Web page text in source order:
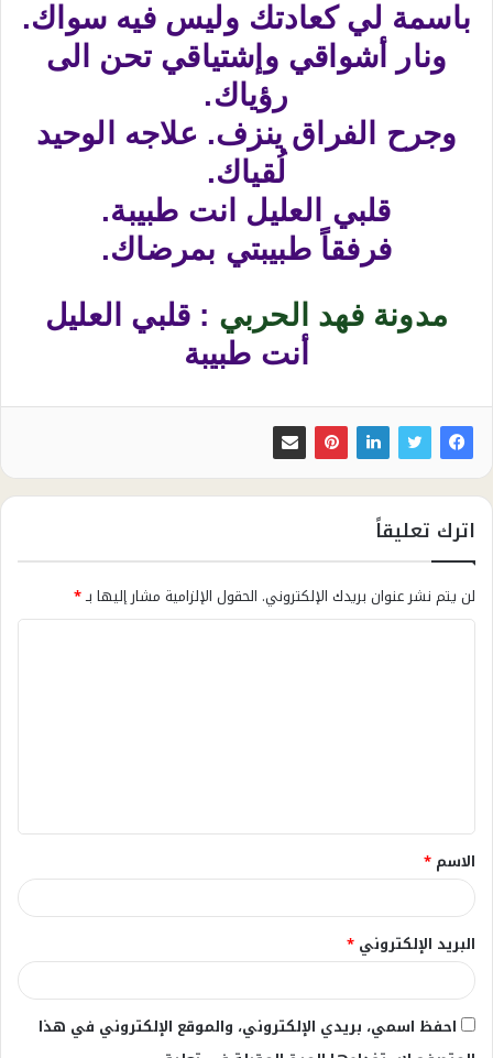
باسمة لي كعادتك وليس فيه سواك.
ونار أشواقي وإشتياقي تحن الى
رؤياك.
وجرح الفراق ينزف. علاجه الوحيد
لُقياك.
قلبي العليل انت طبيبة.
فرفقاً طبيبتي بمرضاك.
مدونة فهد الحربي : قلبي العليل
أنت طبيبة
اترك تعليقاً
لن يتم نشر عنوان بريدك الإلكتروني. الحقول الإلزامية مشار إليها بـ*
ق
*
الاسم *
البريد الإلكتروني *
احفظ اسمي، بريدي الإلكتروني، والموقع الإلكتروني في هذا